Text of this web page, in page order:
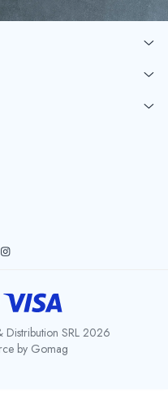
din pachet in
SRL 2026
by Gomag